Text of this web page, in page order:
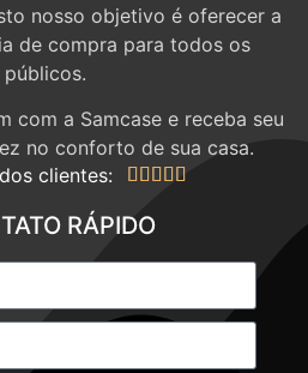
nosso objetivo é oferecer a
de compra para todos os
públicos.
com a Samcase e receba seu
no conforto de sua casa.
clientes:
    
RÁPIDO